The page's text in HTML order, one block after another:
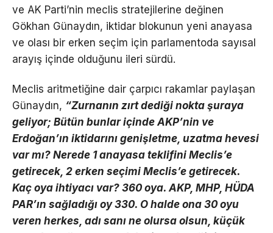
ve AK Parti’nin meclis stratejilerine değinen
Gökhan Günaydın, iktidar blokunun yeni anayasa
ve olası bir erken seçim için parlamentoda sayısal
arayış içinde olduğunu ileri sürdü.
Meclis aritmetiğine dair çarpıcı rakamlar paylaşan
Günaydın, “Zurnanın zırt dediği nokta şuraya
geliyor; Bütün bunlar içinde AKP’nin ve
Erdoğan’ın iktidarını genişletme, uzatma hevesi
var mı? Nerede 1 anayasa teklifini Meclis’e
getirecek, 2 erken seçimi Meclis’e getirecek.
Kaç oya ihtiyacı var? 360 oya. AKP, MHP, HÜDA
PAR’ın sağladığı oy 330. O halde ona 30 oyu
veren herkes, adı sanı ne olursa olsun, küçük